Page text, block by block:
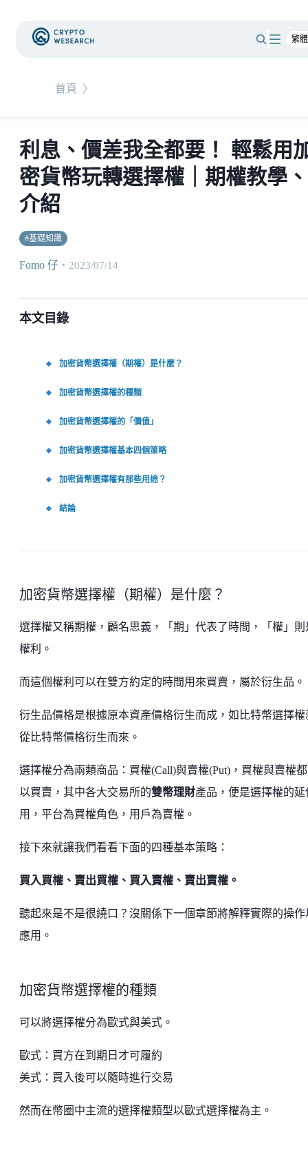
首頁 〉
利息、價差我全都要！ 輕鬆用
密貨幣玩轉選擇權｜期權教學、
介紹
#基礎知識
Fomo 仔 ・ 2023/07/14
本文目錄
加密貨幣選擇權（期權）是什麼？
加密貨幣選擇權的種類
加密貨幣選擇權的「價值」
加密貨幣選擇權基本四個策略
加密貨幣選擇權有那些用途？
結論
加密貨幣選擇權（期權）是什麼？
選擇權又稱期權，顧名思義，「期」代表了時間，「權」則
權利。
而這個權利可以在雙方約定的時間用來買賣，屬於衍生品。
衍生品價格是根據原本資產價格衍生而成，如比特幣選擇權
從比特幣價格衍生而來。
選擇權分為兩類商品：買權(Call)與賣權(Put)，買權與賣權
以買賣，其中各大交易所的雙幣理財產品，便是選擇權的延
用，平台為買權角色，用戶為賣權。
接下來就讓我們看看下面的四種基本策略：
買入買權、賣出買權、買入賣權、賣出賣權。
聽起來是不是很繞口？沒關係下一個章節將解釋實際的操作
應用。
加密貨幣選擇權的種類
可以將選擇權分為歐式與美式。
歐式：買方在到期日才可履約
美式：買入後可以隨時進行交易
然而在幣圈中主流的選擇權類型以歐式選擇權為主。